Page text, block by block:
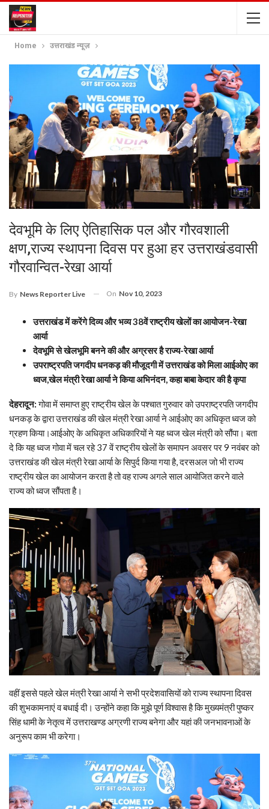
Home उत्तराखंड न्यूज़
देवभूमि के लिए ऐतिहासिक पल और गौरवशाली
क्षण,राज्य स्थापना दिवस पर हुआ हर उत्तराखंडवासी
गौरवान्वित-रेखा आर्या
By News Reporter Live On Nov 10, 2023
उत्तराखंड में करेंगे दिव्य और भव्य 38वें राष्ट्रीय खेलों का आयोजन-रेखा
आर्या
देवभूमि से खेलभूमि बनने की और अग्रसर है राज्य-रेखा आर्या
उपराष्ट्रपति जगदीप धनकड़ की मौजूदगी में उत्तराखंड को मिला आईओए का
ध्वज,खेल मंत्री रेखा आर्या ने किया अभिनंदन, कहा बाबा केदार की है कृपा
देहरादून:गोवा में समाप्त हुए राष्ट्रीय खेल के पश्चात गुरुवार को उपराष्ट्रपति जगदीप
धनकड़ के द्वारा उत्तराखंड की खेल मंत्री रेखा आर्या ने आईओए का अधिकृत ध्वज को
ग्रहण किया।आईओए के अधिकृत अधिकारियों ने यह ध्वज खेल मंत्री को सौंपा। बता
दे कि यह ध्वज गोवा में चल रहे 37 वें राष्ट्रीय खेलों के समापन अवसर पर 9 नवंबर को
उत्तराखंड की खेल मंत्री रेखा आर्या के सिपुर्द किया गया है, दरसअल जो भी राज्य
राष्ट्रीय खेल का आयोजन करता है तो वह राज्य अगले साल आयोजित करने वाले
राज्य को ध्वज सौंपता है।
वहीं इससे पहले खेल मंत्री रेखा आर्या ने सभी प्रदेशवासियों को राज्य स्थापना दिवस
की शुभकामनाएं व बधाई दी। उन्होंने कहा कि मुझे पूर्ण विश्वास है कि मुख्यमंत्री पुष्कर
सिंह धामी के नेतृत्व में उत्तराखण्ड अग्रणी राज्य बनेगा और यहां की जनभावनाओं के
अनुरूप काम भी करेगा।